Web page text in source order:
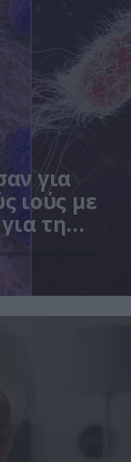
για
ιούς με
τη
που εξοντώνουν